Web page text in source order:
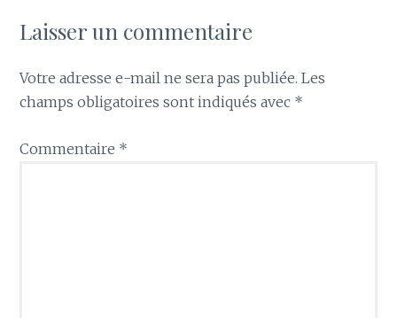
Laisser un commentaire
Votre adresse e-mail ne sera pas publiée. Les
champs obligatoires sont indiqués avec *
Commentaire *